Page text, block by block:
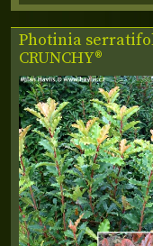
Photinia
CRUNCHY®